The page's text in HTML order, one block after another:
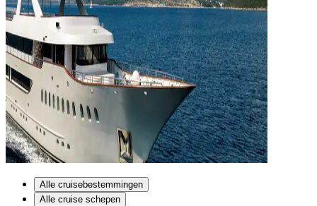
Alle cruisebestemmingen
Alle cruise schepen